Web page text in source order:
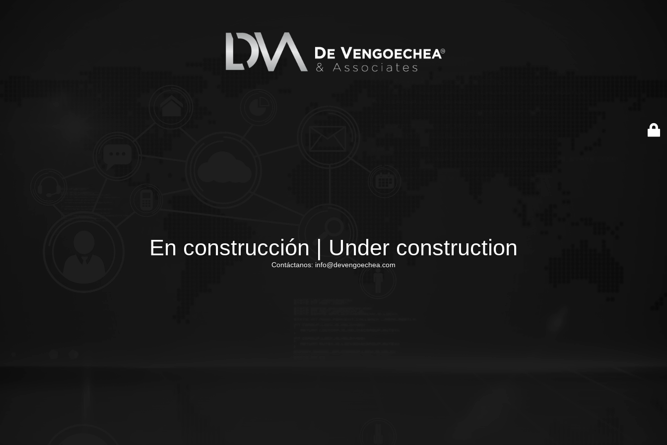
En construcción | Under construction
Contáctanos: info@devengoechea.com